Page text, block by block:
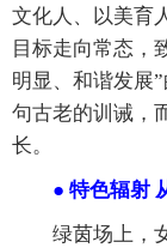
文化人、以美育
目标走向常态，
明显、和谐发展
句古老的训诫，
长。
● 特色辐射 从
绿茵场上，女